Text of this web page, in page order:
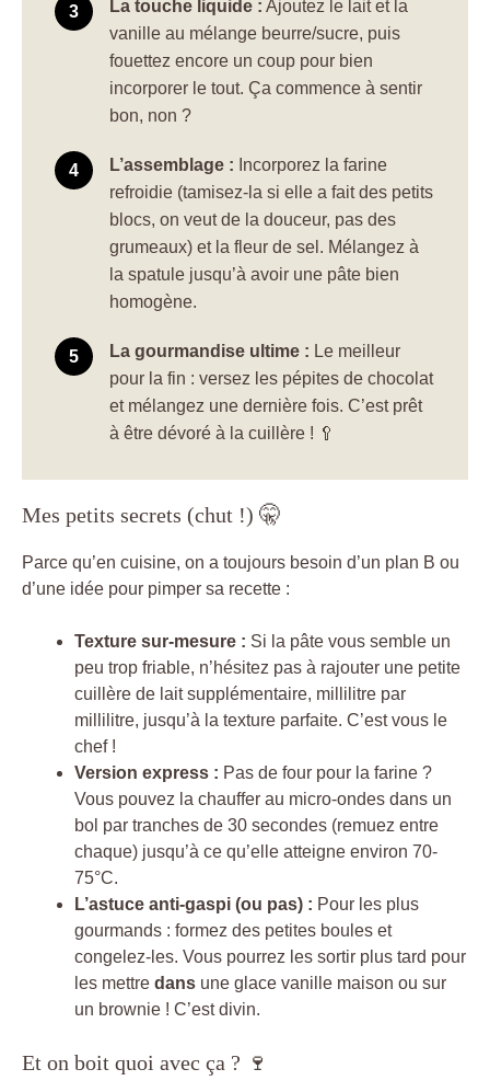
La touche liquide : Ajoutez le lait et la
vanille au mélange beurre/sucre, puis
fouettez encore un coup pour bien
incorporer le tout. Ça commence à sentir
bon, non ?
L’assemblage : Incorporez la farine
refroidie (tamisez-la si elle a fait des petits
blocs, on veut de la douceur, pas des
grumeaux) et la fleur de sel. Mélangez à
la spatule jusqu’à avoir une pâte bien
homogène.
La gourmandise ultime : Le meilleur
pour la fin : versez les pépites de chocolat
et mélangez une dernière fois. C’est prêt
à être dévoré à la cuillère ! 🥄
Mes petits secrets (chut !) 🤫
Parce qu’en cuisine, on a toujours besoin d’un plan B ou
d’une idée pour pimper sa recette :
Texture sur-mesure : Si la pâte vous semble un
peu trop friable, n’hésitez pas à rajouter une petite
cuillère de lait supplémentaire, millilitre par
millilitre, jusqu’à la texture parfaite. C’est vous le
chef !
Version express : Pas de four pour la farine ?
Vous pouvez la chauffer au micro-ondes dans un
bol par tranches de 30 secondes (remuez entre
chaque) jusqu’à ce qu’elle atteigne environ 70-
75°C.
L’astuce anti-gaspi (ou pas) : Pour les plus
gourmands : formez des petites boules et
congelez-les. Vous pourrez les sortir plus tard pour
les mettre dans une glace vanille maison ou sur
un brownie ! C’est divin.
Et on boit quoi avec ça ? 🍷